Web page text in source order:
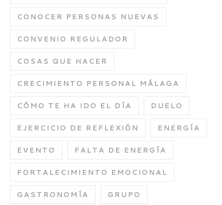
CONOCER PERSONAS NUEVAS
CONVENIO REGULADOR
COSAS QUE HACER
CRECIMIENTO PERSONAL MÁLAGA
CÓMO TE HA IDO EL DÍA DUELO
EJERCICIO DE REFLEXIÓN ENERGÍA
EVENTO FALTA DE ENERGÍA
FORTALECIMIENTO EMOCIONAL
GASTRONOMÍA GRUPO